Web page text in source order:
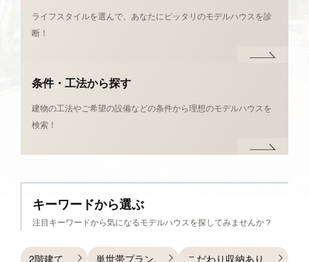
ライフスタイルを選んで、あなたにピッタリのモデルハウスを診
断！
条件・工法から探す
建物の工法やご希望の設備などの条件から理想のモデルハウスを
検索！
キーワードから選ぶ
注目キーワードから気になるモデルハウスを探してみませんか？
2階建て 単世帯プラン
こだわり収納あり